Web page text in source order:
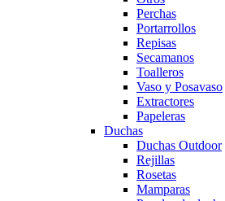
Perchas
Portarrollos
Repisas
Secamanos
Toalleros
Vaso y Posavaso
Extractores
Papeleras
Duchas
Duchas Outdoor
Rejillas
Rosetas
Mamparas